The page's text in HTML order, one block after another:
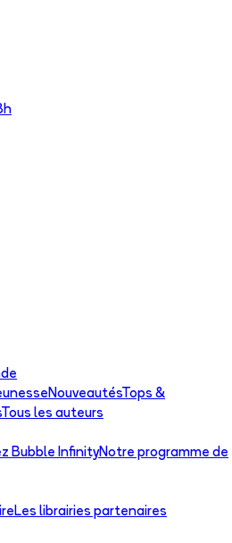
NouveautésTops &
Tous les auteurs
Bubble InfinityNotre programme de
Les librairies partenaires